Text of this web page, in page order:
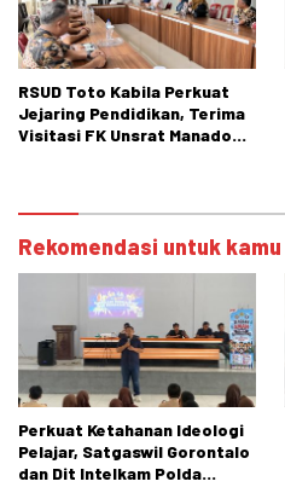
RSUD Toto Kabila Perkuat
Jejaring Pendidikan, Terima
Visitasi FK Unsrat Manado
Rekomendasi untuk kamu
Perkuat Ketahanan Ideologi
Pelajar, Satgaswil Gorontalo
dan Dit Intelkam Polda